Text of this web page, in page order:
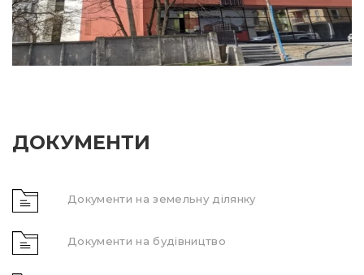
ДОКУМЕНТИ
Документи на земельну ділянку
Документи на будівництво